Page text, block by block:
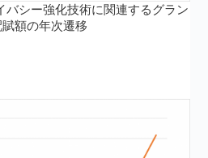
バシー強化技術に関連するグラン
賦額の年次遷移